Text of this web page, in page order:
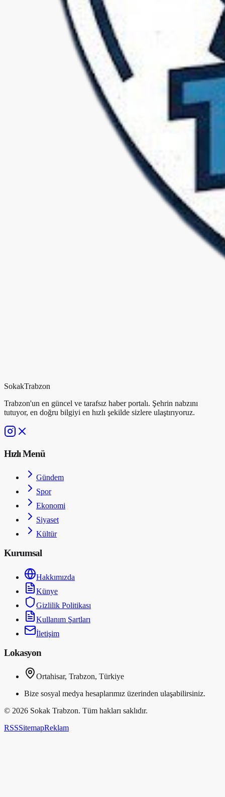
SokakTrabzon
Trabzon'un en güncel ve tarafsız haber portalı. Şehrin nabzını
tutuyor, en doğru bilgiyi en hızlı şekilde sizlere ulaştırıyoruz.
Hızlı Menü
Gündem
Spor
Ekonomi
Siyaset
Kültür
Kurumsal
Hakkımızda
Künye
Gizlilik Politikası
Kullanım Şartları
İletişim
Lokasyon
Ortahisar, Trabzon, Türkiye
Bize sosyal medya hesaplarımız üzerinden ulaşabilirsiniz.
© 2026 Sokak Trabzon. Tüm hakları saklıdır.
RSSSitemapReklam